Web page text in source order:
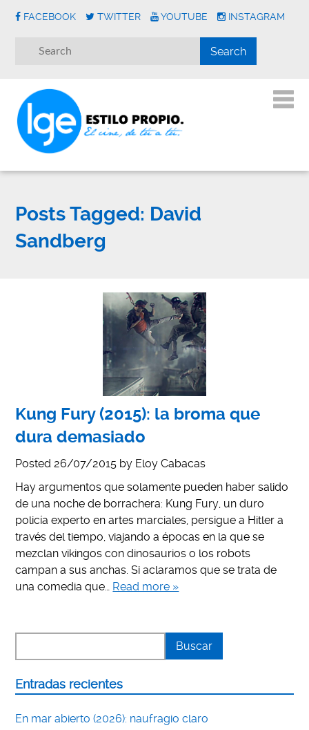
FACEBOOK TWITTER YOUTUBE INSTAGRAM
Posts Tagged: David
Sandberg
Kung Fury (2015): la broma que
dura demasiado
Posted 26/07/2015 by Eloy Cabacas
Hay argumentos que solamente pueden haber salido
de una noche de borrachera: Kung Fury, un duro
policía experto en artes marciales, persigue a Hitler a
través del tiempo, viajando a épocas en la que se
mezclan vikingos con dinosaurios o los robots
campan a sus anchas. Si aclaramos que se trata de
una comedia que… Read more »
Entradas recientes
En mar abierto (2026): naufragio claro